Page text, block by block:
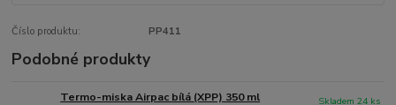
Číslo produktu: PP411
Podobné produkty
Termo-miska Airpac bílá (XPP) 350 ml
Skladem 24 ks